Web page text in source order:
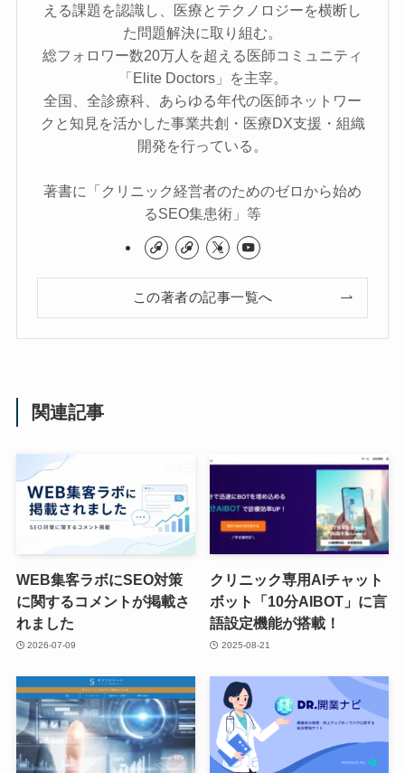
える課題を認識し、医療とテクノロジーを横断し
た問題解決に取り組む。
総フォロワー数20万人を超える医師コミュニティ
「Elite Doctors」を主宰。
全国、全診療科、あらゆる年代の医師ネットワー
クと知見を活かした事業共創・医療DX支援・組織
開発を行っている。
著書に「クリニック経営者のためのゼロから始め
るSEO集患術」等
この著者の記事一覧へ
関連記事
WEB集客ラボにSEO対策
に関するコメントが掲載さ
れました
2026-07-09
クリニック専用AIチャット
ボット「10分AIBOT」に言
語設定機能が搭載！
2025-08-21